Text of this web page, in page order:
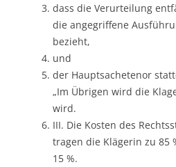
dass die Verurteilung
die angegriffene
bezieht,
und
der Hauptsachetenor
„Im Übrigen wird die
wird.
III. Die Kosten des
tragen die Klägerin zu 85
15 %.